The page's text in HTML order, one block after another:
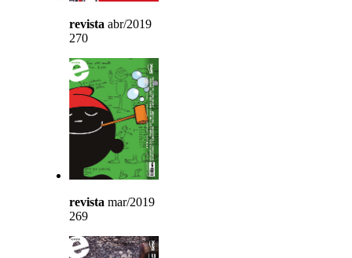
revista abr/2019
270
revista mar/2019
269